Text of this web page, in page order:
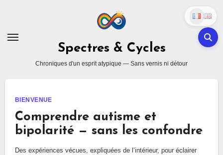
content
Spectres & Cycles
Chroniques d'un esprit atypique — Sans vernis ni détour
BIENVENUE
Comprendre autisme et
bipolarité — sans les confondre
Des expériences vécues, expliquées de l’intérieur, pour éclairer